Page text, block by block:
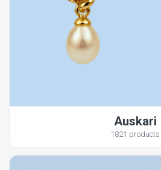
Auskari
1821 products